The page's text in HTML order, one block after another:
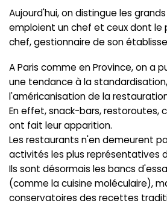
Aujourd'hui, on distingue les
emploient un chef et ceux dont le
chef, gestionnaire de son
A Paris comme en Province, on a
une tendance à la
l'américanisation de la
En effet, snack-bars, restoroutes,
ont fait leur apparition.
Les restaurants n'en demeurent
activités les plus représentatives
Ils sont désormais les bancs
(comme la cuisine moléculaire),
conservatoires des recettes